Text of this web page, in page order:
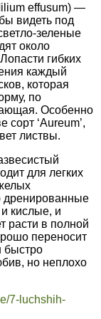
effusum) —
видеть под
зеленые
около
гибких
каждый
которая
по
Особенно
сорт ‘Aureum’,
листвы.
для легких
дренированные
кислые, и
расти в полной
переносит
быстро
но неплохо
7-luchshih-